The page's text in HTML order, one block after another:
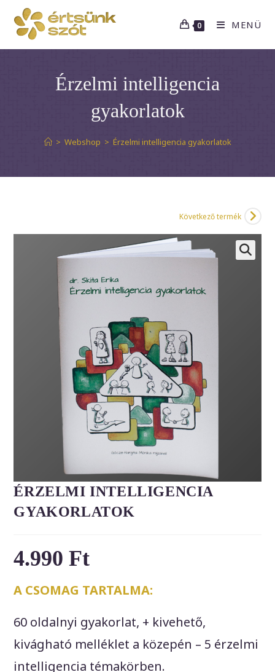
content
0 MENÜ
Érzelmi intelligencia
gyakorlatok
> Webshop > Érzelmi intelligencia gyakorlatok
Következő termék
ÉRZELMI INTELLIGENCIA
GYAKORLATOK
4.990Ft
A CSOMAG TARTALMA:
60 oldalnyi gyakorlat, + kivehető,
kivágható melléklet a közepén – 5 érzelmi
intelligencia témakörben.